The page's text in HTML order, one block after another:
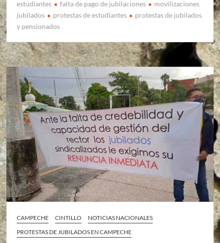
estudiantes falta de pago de jubilaciones
movilizaciones
jubilados
protestas de estudiantes
protestas de jubilados
y pensionados
CAMPECHE CINTILLO
NOTICIAS NACIONALES
PROTESTAS DE JUBILADOS EN CAMPECHE